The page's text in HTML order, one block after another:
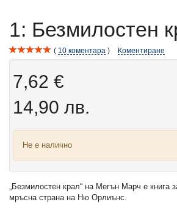
1: Безмилостен
10 коментара Коментиране
7,62 €
14,90 лв.
Не е налично
„Безмилостен крал“ на Мегън Марч е книга
мръсна страна на Ню Орлиънс.